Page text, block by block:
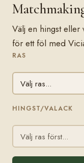
Välj en hingst eller
för ett föl med
RAS
HINGST/VALACK